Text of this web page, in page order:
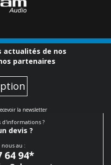
actualités de nos
partenaires
la newsletter
d'informations ?
devis ?
au :
64 94*